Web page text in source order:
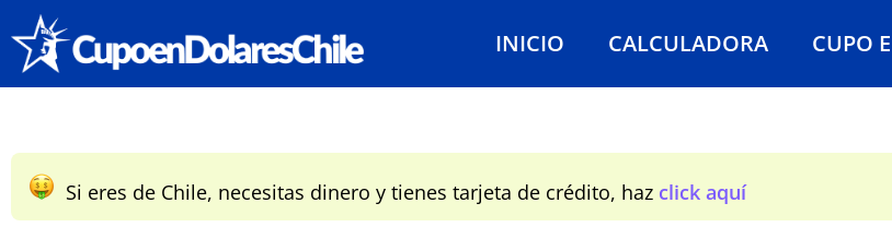
INICIO CALCULADORA CUPO
Si eres de Chile, necesitas dinero y tienes tarjeta de crédito, haz click aquí